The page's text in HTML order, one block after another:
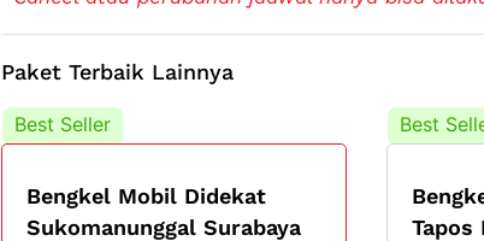
Paket Terbaik Lainnya
Best Seller
Bengkel Mobil Didekat
Sukomanunggal Surabaya
Best
Tapos